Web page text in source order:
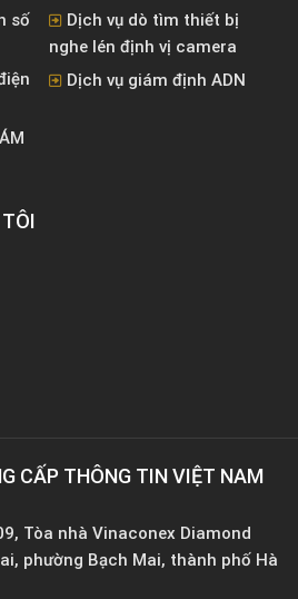
số
Dịch vụ dò tìm thiết bị
nghe lén định vị camera
Dịch vụ giám định ADN
CẤP THÔNG TIN VIỆT NAM
Tòa nhà Vinaconex Diamond
phường Bạch Mai, thành phố Hà